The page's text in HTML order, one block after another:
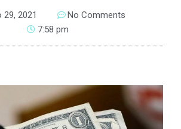
29, 2021
No Comments
7:58 pm